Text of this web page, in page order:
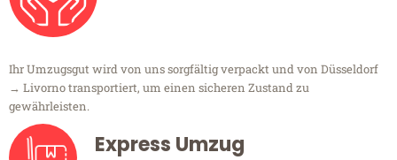
Ihr Umzugsgut wird von uns sorgfältig verpackt und von Düsseldorf
→ Livorno transportiert, um einen sicheren Zustand zu
gewährleisten.
Express Umzug